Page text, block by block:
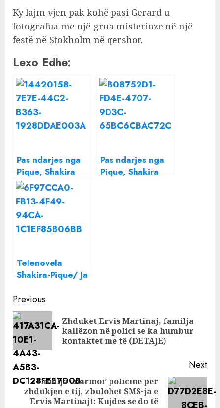
Ky lajm vjen pak kohë pasi Gerard u
fotografua me një grua misterioze në një
festë në Stokholm në qershor.
Lexo Edhe:
Pas ndarjes nga
Pique, Shakira
fotografohet në
gjëndje të
rënduar
Pas ndarjes nga
Pique, Shakira
Telenovela
Shakira-Pique/ Ja
që do të marrë
këngëtarja pas
ndarjes
Continue
Reading
Previous
Zhduket Ervis Martinaj, familja
kallëzon në polici se ka humbur
kontaktet me të (DETAJE)
Next
Next
Familja ‘alarmoi’ policinë për
zhdukjen e tij, zbulohet SMS-ja e
Ervis Martinajt: Kujdes se do të